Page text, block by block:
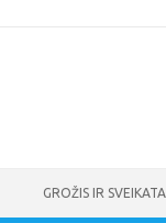
GROŽIS IR SVEIKATA